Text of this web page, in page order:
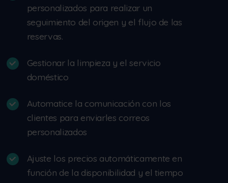
personalizados para realizar un
seguimiento del origen y el flujo de las
reservas.
Gestionar la limpieza y el servicio
doméstico
Automatice la comunicación con los
clientes para enviarles correos
personalizados
Ajuste los precios automáticamente en
función de la disponibilidad y el tiempo